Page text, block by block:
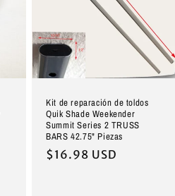
Kit de reparación de toldos
Quik Shade Weekender
Summit Series 2 TRUSS
BARS 42.75" Piezas
Precio
$16.98 USD